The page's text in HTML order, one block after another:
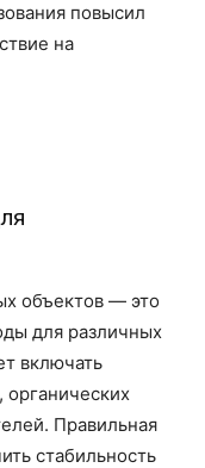
повысил
на
объектов — это
для различных
включать
Правильная
стабильность